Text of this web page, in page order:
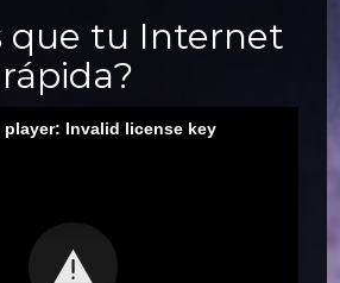
que tu Internet
Invalid license key